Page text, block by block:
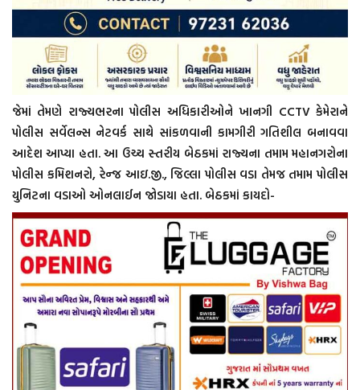
જેમાં તેમણે રાજ્યભરના પોલીસ અધિકારીઓને ખાનગી CCTV કેમેરાને
પોલીસ સર્વેલન્સ નેટવર્ક સાથે સાંકળવાની કામગીરી ગતિશીલ બનાવવા
આદેશ આપ્યા હતા. આ ઉચ્ચ સ્તરીય બેઠકમાં રાજ્યના તમામ મહાનગરોના
પોલીસ કમિશનરો, રેન્જ આઇ.જી., જિલ્લા પોલીસ વડા તેમજ તમામ પોલીસ
યુનિટના વડાઓ ઓનલાઈન જોડાયા હતા. બેઠકમાં કાયદો-